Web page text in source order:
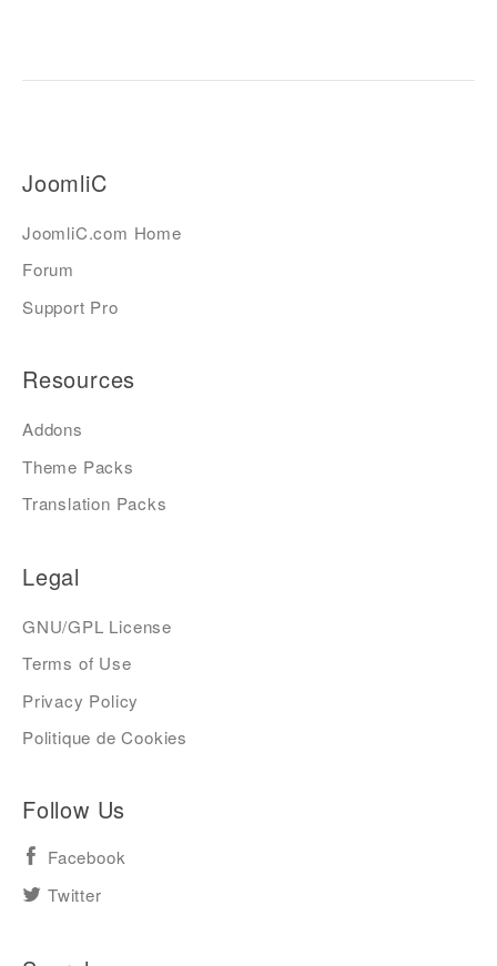
JoomliC
JoomliC.com Home
Forum
Support Pro
Resources
Addons
Theme Packs
Translation Packs
Legal
GNU/GPL License
Terms of Use
Privacy Policy
Politique de Cookies
Follow Us
Facebook
Twitter